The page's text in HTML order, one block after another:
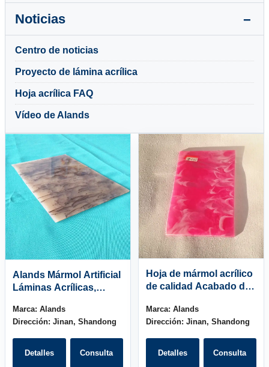
Noticias
Centro de noticias
Proyecto de lámina acrílica
Hoja acrílica FAQ
Vídeo de Alands
Alands Mármol Artificial
Láminas Acrílicas,
Vidrio
Marca: Alands
Dirección: Jinan, Shandong
Detalles Consulta
Hoja de mármol acrílico
de calidad Acabado de
decoración
Marca: Alands
Dirección: Jinan, Shandong
Detalles Consulta